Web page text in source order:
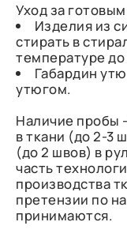
Уход за
Изделия из
стирать в
температуре до
Габардин
утюгом.
Наличие пробы
в ткани (до 2-3
(до 2 швов) в
часть
производства
претензии по
принимаются.